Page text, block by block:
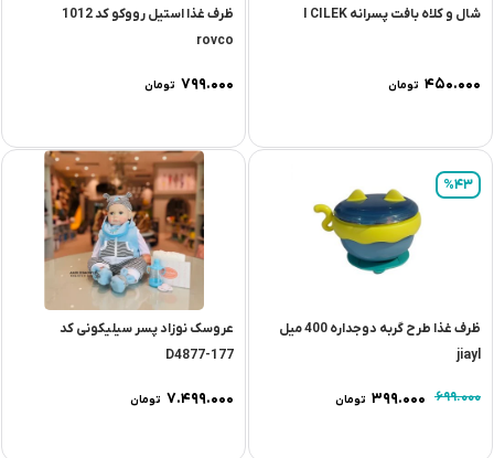
شال و کلاه بافت پسرانه I CILEK
۴۵۰.۰۰۰ تومان
ظرف غذا استیل رووکو کد 1012
rovco
۷۹۹.۰۰۰ تومان
ظرف غذا طرح گربه دوجداره 400 میل
jiayl
۶۹۹.۰۰۰ ۳۹۹.۰۰۰ تومان
%43
عروسک نوزاد پسر سیلیکونی کد
D4877-177
۷.۴۹۹.۰۰۰ تومان